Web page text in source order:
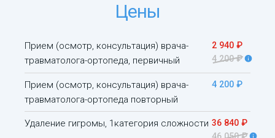
Цены
Прием (осмотр, консультация) врача-
травматолога-ортопеда, первичный
2 940 ₽
4 200 ₽
Прием (осмотр, консультация) врача-
травматолога-ортопеда повторный
4 200 ₽
Удаление гигромы, 1категория сложности 36 840 ₽